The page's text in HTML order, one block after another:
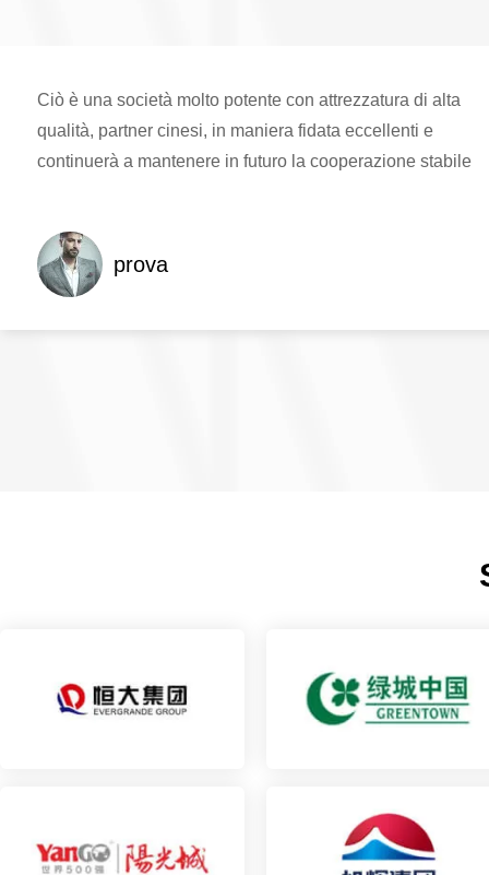
Ciò è una società molto potente con attrezzatura di alta
qualità, partner cinesi, in maniera fidata eccellenti e
continuerà a mantenere in futuro la cooperazione stabile
prova